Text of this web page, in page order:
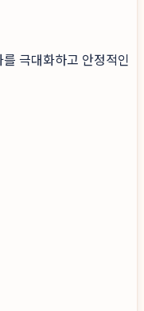
를 극대화하고 안정적인